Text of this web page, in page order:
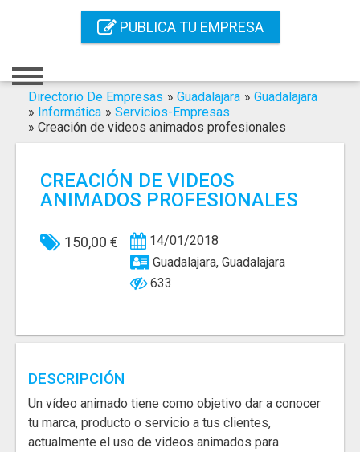
PUBLICA TU EMPRESA
Registro
Contacto
Servicios Online
Servicios SEO
Publica Tu Empresa
Directorio De Empresas » Guadalajara » Guadalajara
» Informática » Servicios-Empresas
» Creación de videos animados profesionales
CREACIÓN DE VIDEOS
ANIMADOS PROFESIONALES
150,00 €
14/01/2018
Guadalajara, Guadalajara
633
DESCRIPCIÓN
Un vídeo animado tiene como objetivo dar a conocer
tu marca, producto o servicio a tus clientes,
actualmente el uso de videos animados para